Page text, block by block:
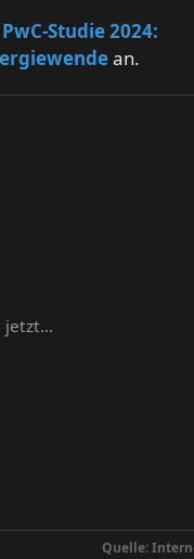
PwC-Studie 2024:
an.
jetzt...
Quelle: